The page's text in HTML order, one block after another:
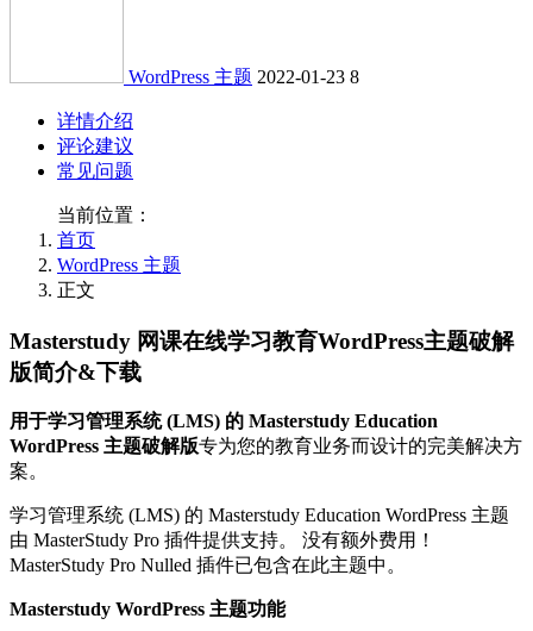
WordPress 主题 2022-01-23 8
详情介绍
评论建议
常见问题
当前位置：
首页
WordPress 主题
正文
Masterstudy 网课在线学习教育WordPress主题破解
版简介&下载
用于学习管理系统 (LMS) 的 Masterstudy Education
WordPress 主题破解版专为您的教育业务而设计的完美解决方
案。
学习管理系统 (LMS) 的 Masterstudy Education WordPress 主题
由 MasterStudy Pro 插件提供支持。 没有额外费用！
MasterStudy Pro Nulled 插件已包含在此主题中。
Masterstudy WordPress 主题功能